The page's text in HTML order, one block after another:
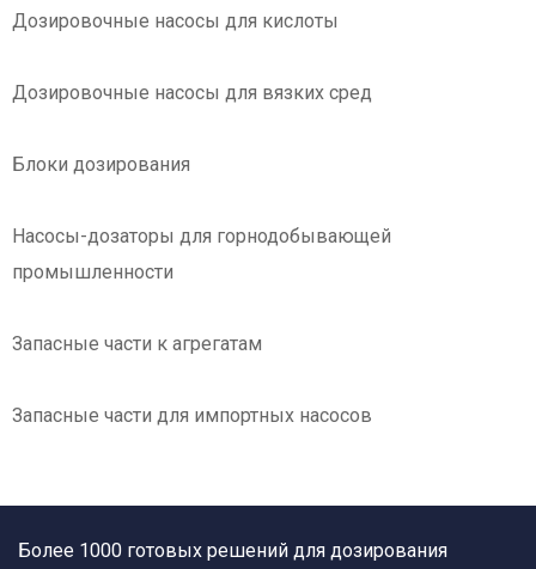
Дозировочные насосы для кислоты
Дозировочные насосы для вязких сред
Блоки дозирования
Насосы-дозаторы для горнодобывающей
промышленности
Запасные части к агрегатам
Запасные части для импортных насосов
Более 1000 готовых решений для дозирования